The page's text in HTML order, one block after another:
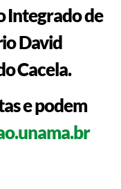
Integrado de
David
Cacela.
e podem